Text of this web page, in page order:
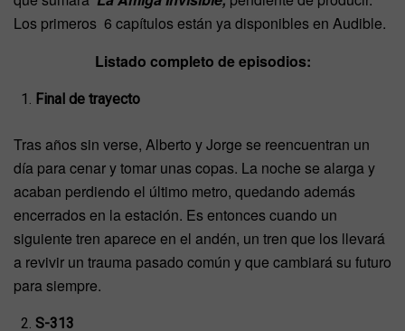
Los primeros 6 capítulos están ya disponibles en Audible.
Listado completo de episodios:
Final de trayecto
Tras años sin verse, Alberto y Jorge se reencuentran un
día para cenar y tomar unas copas. La noche se alarga y
acaban perdiendo el último metro, quedando además
encerrados en la estación. Es entonces cuando un
siguiente tren aparece en el andén, un tren que los llevará
a revivir un trauma pasado común y que cambiará su futuro
para siempre.
S-313